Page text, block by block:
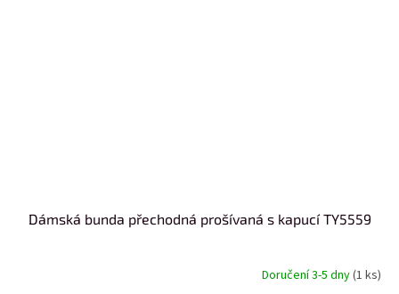
Dámská bunda přechodná prošívaná s kapucí TY5559
Doručení 3-5 dny(1 ks)